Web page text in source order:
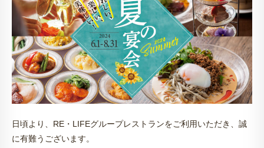
日頃より、RE・LIFEグループレストランをご利用いただき、誠
に有難うございます。